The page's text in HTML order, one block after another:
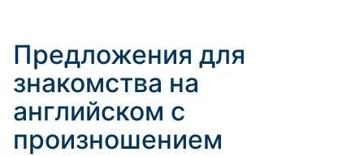
Предложения для
знакомства на
английском с
произношением